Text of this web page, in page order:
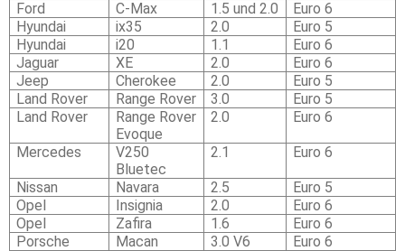
Ford
C-Max 1.5 und 2.0
Euro 6
Hyundai
ix35 2.0
Euro 5
Hyundai
i20 1.1
Euro 6
Jaguar
XE 2.0
Euro 6
Jeep
Cherokee 2.0
Euro 5
Land Rover
Range Rover 3.0
Euro 5
Land Rover
Range Rover
Evoque
2.0 Euro 6
Mercedes
V250
Bluetec
2.1 Euro 6
Nissan Navara 2.5
Euro 5
Opel
Insignia 2.0
Euro 6
Opel
Zafira 1.6
Euro 6
Porsche
Macan 3.0 V6
Euro 6